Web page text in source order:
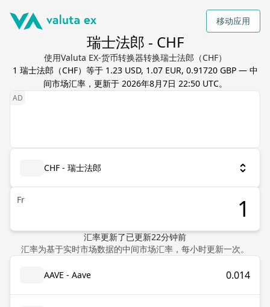
移动应用
瑞士法郎 - CHF
使用Valuta EX-货币转换器转换瑞士法郎（CHF）
1 瑞士法郎 （CHF）等于 1.23 USD, 1.07 EUR, 0.91720 GBP— 中
间市场汇率，更新于 2026年8月7日 22:50 UTC。
CHF - 瑞士法郎
Fr
汇率更新了已更新22分钟前
汇率为基于实时市场数据的中间市场汇率，每小时更新一次。
AAVE - Aave 0.014